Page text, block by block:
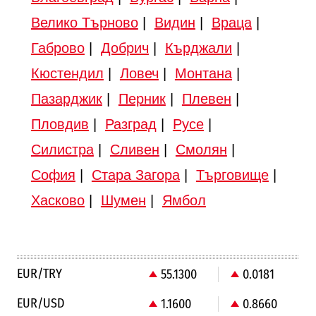
Велико Търново| Видин Враца|
Габрово| Добрич Кърджали
Кюстендил
Ловеч Монтана|
Пазарджик| Перник| Плевен
Пловдив
Разград Русе|
Силистра| Сливен Смолян
София
Стара Загора| Търговище|
Хасково| Шумен Ямбол
EUR/TRY 55.1300
0.0181
EUR/USD
1.1600 0.8660